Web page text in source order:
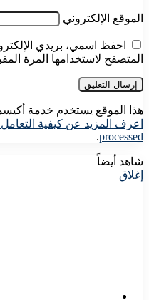
الموقع الإلكتروني
احفظ اسمي، بريدي
المتصفح لاستخدامها المرة
هذا الموقع يستخدم خدمة
اعرف المزيد عن كيفية
processed
.
شاهد أيضاً
إغلاق